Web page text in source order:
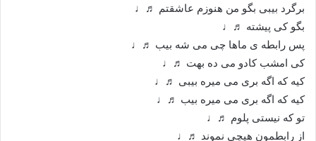
برگرد بیبی بگو من هنوزم عاشقتم ♬♩
بگو کی پیشته ♬♩
پس رابطه ی ماها چی می شه بیب ♬♩
کی امشب کادو می ده بهت ♬♩
کیه که اگه بری می میره بیبی ♬♩
کیه که اگه بری می میره بیب ♬♩
تو که نیستی پلوم ♬♩
از رابطمون هیچی نموند ♬♩